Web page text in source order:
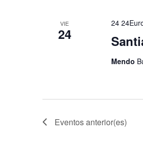
VIE
24
24
Mendo
Eventosanterior(es)